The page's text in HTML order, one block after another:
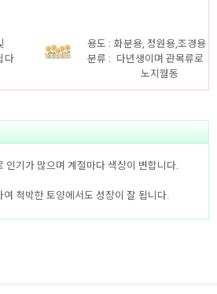
다
용도 :
분류 :
화분용, 정원용,조경용
다년생이며 관목류로
노지월동
인기가 많으며 계절마다 색상이 변합니다.
척박한 토양에서도 성장이 잘 됩니다.